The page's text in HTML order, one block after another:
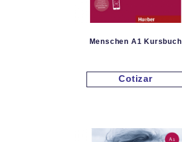
Menschen A1 Kursbuch
Cotizar